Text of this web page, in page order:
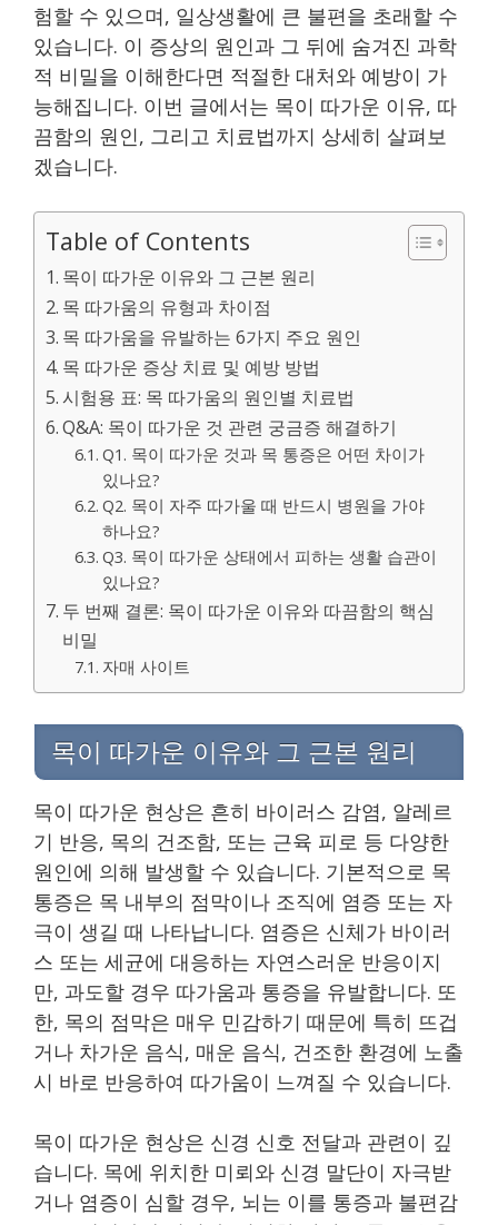
험할 수 있으며, 일상생활에 큰 불편을 초래할 수
있습니다. 이 증상의 원인과 그 뒤에 숨겨진 과학
적 비밀을 이해한다면 적절한 대처와 예방이 가
능해집니다. 이번 글에서는 목이 따가운 이유, 따
끔함의 원인, 그리고 치료법까지 상세히 살펴보
겠습니다.
Table of Contents
목이 따가운 이유와 그 근본 원리
목 따가움의 유형과 차이점
목 따가움을 유발하는 6가지 주요 원인
목 따가운 증상 치료 및 예방 방법
시험용 표: 목 따가움의 원인별 치료법
Q&A: 목이 따가운 것 관련 궁금증 해결하기
Q1. 목이 따가운 것과 목 통증은 어떤 차이가
있나요?
Q2. 목이 자주 따가울 때 반드시 병원을 가야
하나요?
Q3. 목이 따가운 상태에서 피하는 생활 습관이
있나요?
두 번째 결론: 목이 따가운 이유와 따끔함의 핵심
비밀
자매 사이트
목이 따가운 이유와 그 근본 원리
목이 따가운 현상은 흔히 바이러스 감염, 알레르
기 반응, 목의 건조함, 또는 근육 피로 등 다양한
원인에 의해 발생할 수 있습니다. 기본적으로 목
통증은 목 내부의 점막이나 조직에 염증 또는 자
극이 생길 때 나타납니다. 염증은 신체가 바이러
스 또는 세균에 대응하는 자연스러운 반응이지
만, 과도할 경우 따가움과 통증을 유발합니다. 또
한, 목의 점막은 매우 민감하기 때문에 특히 뜨겁
거나 차가운 음식, 매운 음식, 건조한 환경에 노출
시 바로 반응하여 따가움이 느껴질 수 있습니다.
목이 따가운 현상은 신경 신호 전달과 관련이 깊
습니다. 목에 위치한 미뢰와 신경 말단이 자극받
거나 염증이 심할 경우, 뇌는 이를 통증과 불편감